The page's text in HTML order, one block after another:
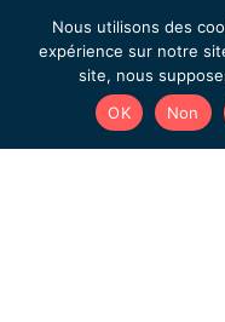
Nous utilisons des
expérience sur notre
site, nous
OK
Non